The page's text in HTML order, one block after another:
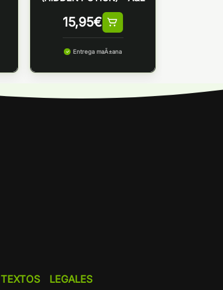
15,95€
Entrega maÃ±ana
TEXTOS LEGALES